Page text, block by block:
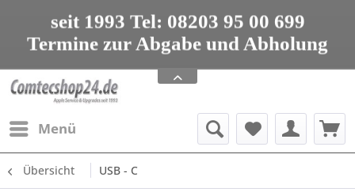
seit 1993 Tel: 08203 95 00 699
Termine zur Abgabe und Abholung
nur nach Vereinbarung
Apple Service, Upgrades und Zubehör
seit 1993 Tel: 08203 95 00 699
Menü
Übersicht USB - C